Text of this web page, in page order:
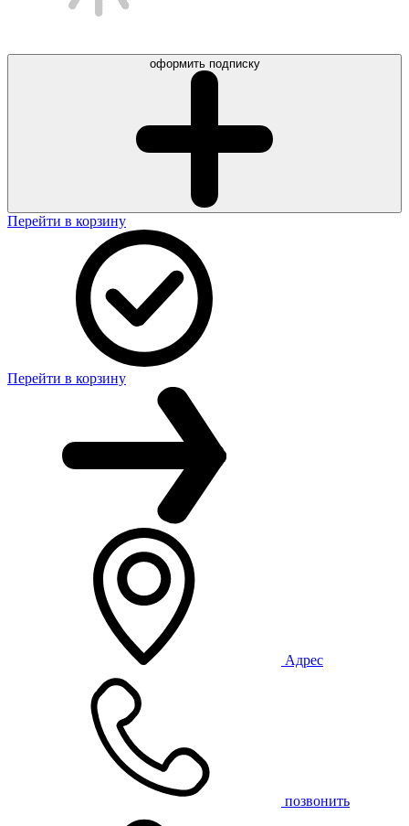
оформить подписку
Перейти в корзину
Перейти в корзину
Адрес
позвонить